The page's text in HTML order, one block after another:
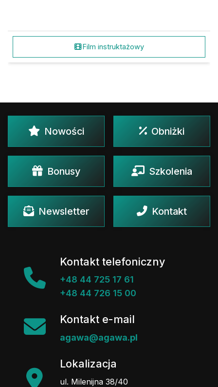
Film instruktażowy
Nowości Obniżki
Bonusy Szkolenia
Newsletter Kontakt
Kontakt telefoniczny
+48 44 725 17 61
+48 44 726 15 00
Kontakt e-mail
agawa@agawa.pl
Lokalizacja
ul. Milenijna 38/40